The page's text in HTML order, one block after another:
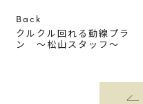
Back
クルクル回れる動線プラ
ン ～松山スタッフ～